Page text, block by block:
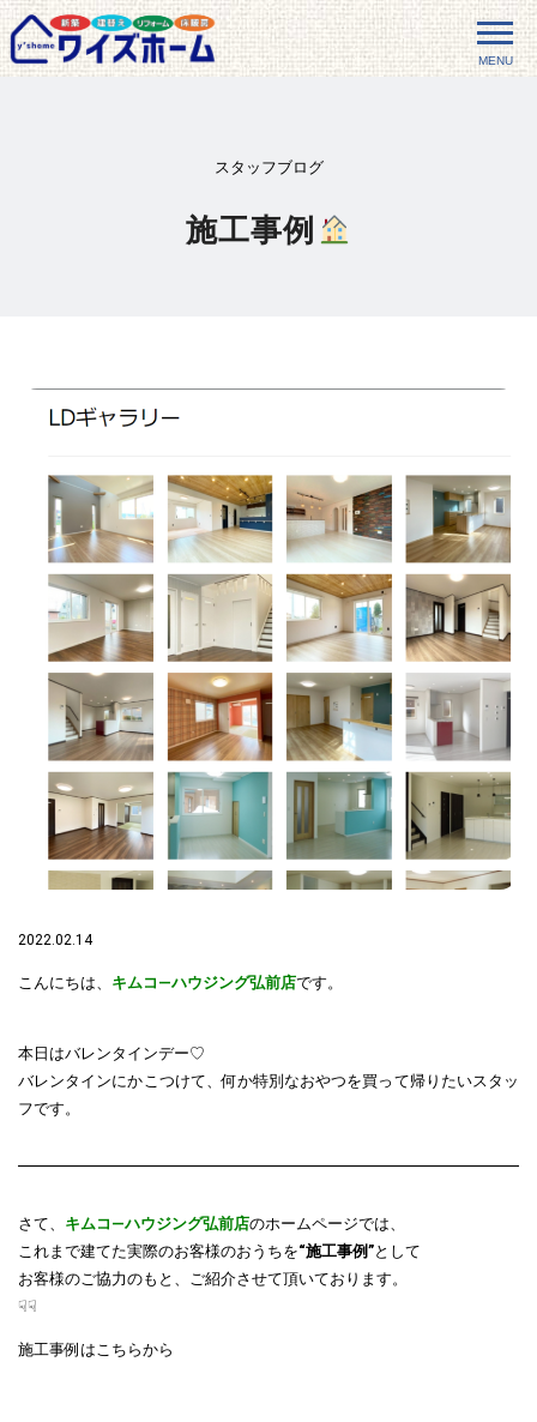
MENU
スタッフブログ
施工事例
2022.02.14
こんにちは、 キムコ―ハウジング弘前店です。
本日はバレンタインデー♡
バレンタインにかこつけて、何か特別なおやつを買って帰りたいスタッ
フです。
さて、 キムコ―ハウジング弘前店のホームページでは、
これまで建てた実際のお客様のおうちを“施工事例”として
お客様のご協力のもと、ご紹介させて頂いております。
☟☟
施工事例はこちらから